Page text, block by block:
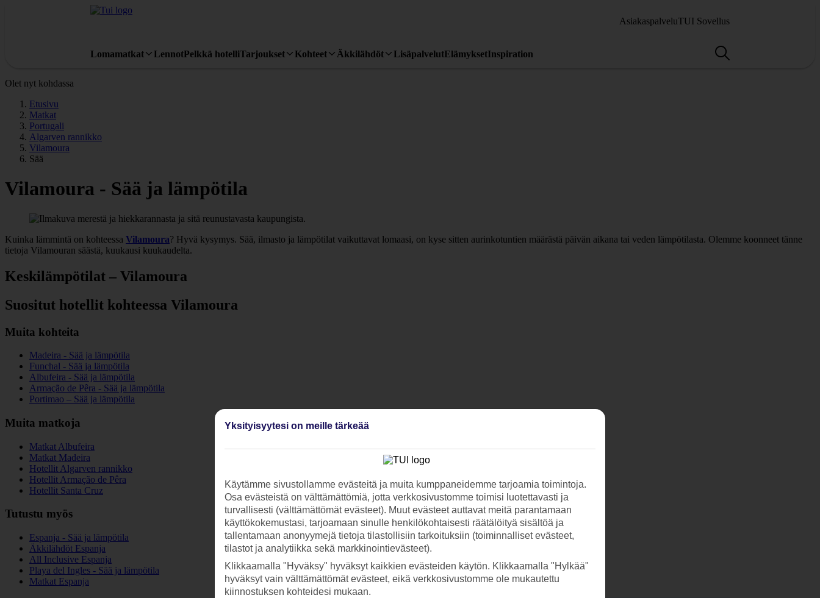
AsiakaspalveluTUI Sovellus
Lomamatkat LennotPelkkä hotelliTarjoukset Kohteet Äkkilähdöt LisäpalvelutElämyksetInspiration
Olet nyt kohdassa
Etusivu
Matkat
Portugali
Algarven rannikko
Vilamoura
Sää
Vilamoura - Sää ja lämpötila
Kuinka lämmintä on kohteessa Vilamoura? Hyvä kysymys. Sää, ilmasto ja lämpötilat vaikuttavat lomaasi, on kyse sitten aurinkotuntien määrästä päivän aikana tai veden lämpötilasta. Olemme koonneet tänne
tietoja Vilamouran säästä, kuukausi kuukaudelta.
Keskilämpötilat – Vilamoura
Suositut hotellit kohteessa Vilamoura
Muita kohteita
Madeira - Sää ja lämpötila
Funchal - Sää ja lämpötila
Albufeira - Sää ja lämpötila
Armação de Pêra - Sää ja lämpötila
Portimao – Sää ja lämpötila
Muita matkoja
Matkat Albufeira
Matkat Madeira
Hotellit Algarven rannikko
Hotellit Armação de Pêra
Hotellit Santa Cruz
Tutustu myös
Espanja - Sää ja lämpötila
Äkkilähdöt Espanja
All Inclusive Espanja
Playa del Ingles - Sää ja lämpötila
Matkat Espanja
Yksityisyytesi on meille tärkeää
Käytämme sivustollamme evästeitä ja muita kumppaneidemme tarjoamia toimintoja.
Osa evästeistä on välttämättömiä, jotta verkkosivustomme toimisi luotettavasti ja
turvallisesti (välttämättömät evästeet). Muut evästeet auttavat meitä parantamaan
käyttökokemustasi, tarjoamaan sinulle henkilökohtaisesti räätälöityä sisältöä ja
tallentamaan anonyymejä tietoja tilastollisiin tarkoituksiin (toiminnalliset evästeet,
tilastot ja analytiikka sekä markkinointievästeet).
Klikkaamalla "Hyväksy" hyväksyt kaikkien evästeiden käytön. Klikkaamalla "Hylkää"
hyväksyt vain välttämättömät evästeet, eikä verkkosivustomme ole mukautettu
kiinnostuksen kohteidesi mukaan.